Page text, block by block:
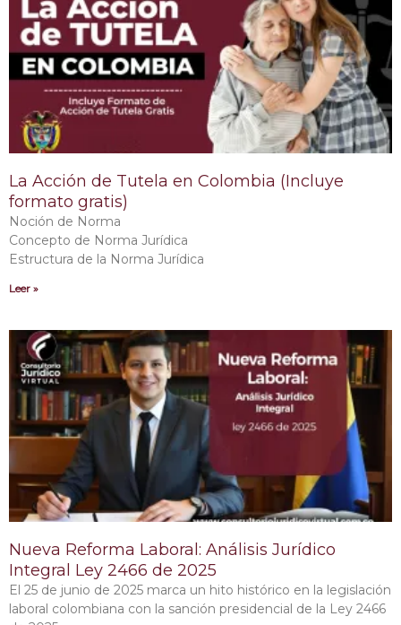
La Acción de Tutela en Colombia (Incluye
formato gratis)
Noción de Norma
Concepto de Norma Jurídica
Estructura de la Norma Jurídica
Leer »
Nueva Reforma Laboral: Análisis Jurídico
Integral Ley 2466 de 2025
El 25 de junio de 2025 marca un hito histórico en la legislación
laboral colombiana con la sanción presidencial de la Ley 2466